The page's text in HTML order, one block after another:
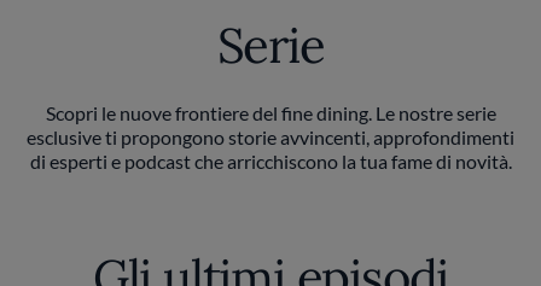
Serie
Scopri le nuove frontiere del fine dining. Le nostre serie
esclusive ti propongono storie avvincenti, approfondimenti
di esperti e podcast che arricchiscono la tua fame di novità.